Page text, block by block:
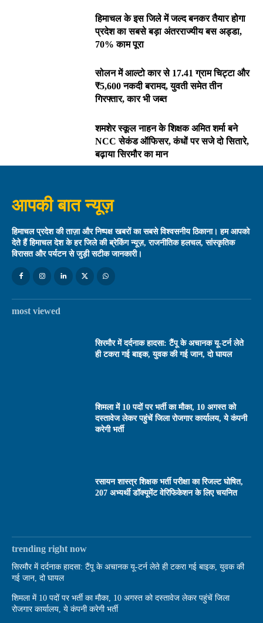
हिमाचल के इस जिले में जल्द बनकर तैयार होगा
प्रदेश का सबसे बड़ा अंतरराज्यीय बस अड्डा,
70% काम पूरा
सोलन में आल्टो कार से 17.41 ग्राम चिट्टा और
₹5,600 नकदी बरामद, युवती समेत तीन
गिरफ्तार, कार भी जब्त
शमशेर स्कूल नाहन के शिक्षक अमित शर्मा बने
NCC सेकंड ऑफिसर, कंधों पर सजे दो सितारे,
बढ़ाया सिरमौर का मान
आपकी बात न्यूज़
हिमाचल प्रदेश की ताज़ा और निष्पक्ष खबरों का सबसे विश्वसनीय ठिकाना। हम आपको
देते हैं हिमाचल देश के हर जिले की ब्रेकिंग न्यूज़, राजनीतिक हलचल, सांस्कृतिक
विरासत और पर्यटन से जुड़ी सटीक जानकारी।
most viewed
सिरमौर में दर्दनाक हादसा: टैंपू के अचानक यू-टर्न लेते
ही टकरा गई बाइक, युवक की गई जान, दो घायल
शिमला में 10 पदों पर भर्ती का मौका, 10 अगस्त को
दस्तावेज लेकर पहुंचें जिला रोजगार कार्यालय, ये कंपनी
करेगी भर्ती
रसायन शास्त्र शिक्षक भर्ती परीक्षा का रिजल्ट घोषित,
207 अभ्यर्थी डॉक्यूमेंट वेरिफिकेशन के लिए चयनित
trending right now
सिरमौर में दर्दनाक हादसा: टैंपू के अचानक यू-टर्न लेते ही टकरा गई बाइक, युवक की
गई जान, दो घायल
शिमला में 10 पदों पर भर्ती का मौका, 10 अगस्त को दस्तावेज लेकर पहुंचें जिला
रोजगार कार्यालय, ये कंपनी करेगी भर्ती